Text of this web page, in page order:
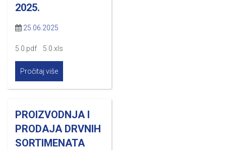
2025.
25.06.2025
5.0.pdf 5.0.xls
Pročitaj više
PROIZVODNJA I
PRODAJA DRVNIH
SORTIMENATA